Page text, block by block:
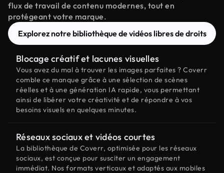
flux de travail de contenu modernes, tout en
protégeant votre marque.
Explorez notre bibliothèque de vidéos libres de droits
Blocage créatif et lacunes visuelles
Vous avez du mal à trouver les images parfaites ? Coverr
comble ce manque grâce à une sélection de scènes
réelles et à une génération IA rapide, vous permettant
ainsi de libérer votre créativité et de répondre à vos
besoins visuels en quelques minutes.
Réseaux sociaux et vidéos courtes
La bibliothèque de Coverr, optimisée pour les réseaux
sociaux, est conçue pour susciter un engagement
immédiat. Nos formats verticaux et adaptés aux mobiles